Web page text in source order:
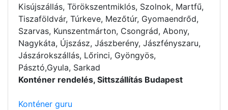
Kisújszállás, Törökszentmiklós, Szolnok, Martfű,
Tiszaföldvár, Túrkeve, Mezőtúr, Gyomaendrőd,
Szarvas, Kunszentmárton, Csongrád, Abony,
Nagykáta, Újszász, Jászberény, Jászfényszaru,
Jászárokszállás, Lőrinci, Gyöngyös,
Pásztó,Gyula, Sarkad
Konténer rendelés, Sittszállítás Budapest
Konténer guru